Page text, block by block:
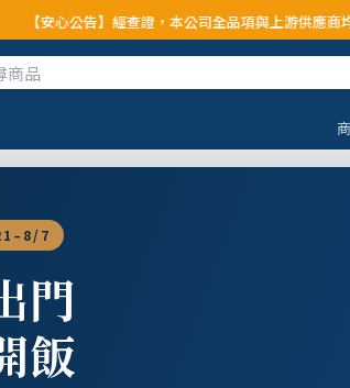
查證，本公司全品項與上游供應商均未採用問題油品
7
門
飯